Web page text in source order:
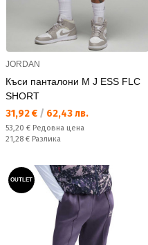
JORDAN
Къси панталони M J ESS FLC
SHORT
Текуща цена:
31,92 € / 62,43 лв.
Редовна цена:
53,20 € Редовна цена
Спестявате:
21,28 € Разлика
OUTLET